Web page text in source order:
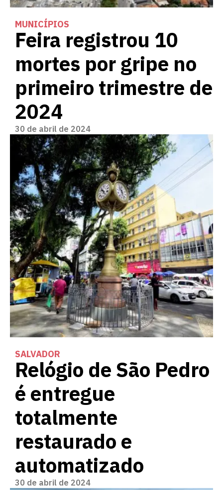
MUNICÍPIOS
Feira registrou 10
mortes por gripe no
primeiro trimestre de
2024
30 de abril de 2024
SALVADOR
Relógio de São Pedro
é entregue
totalmente
restaurado e
automatizado
30 de abril de 2024